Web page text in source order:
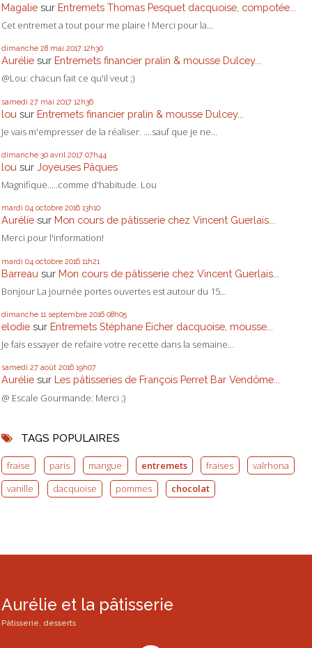
Magalie sur Entremets Thomas Pesquet dacquoise, compotée...
Cet entremet a tout pour me plaire ! Merci pour la...
dimanche 28 mai 2017 12h30
Aurélie sur Entremets financier pralin & mousse Dulcey...
@Lou: chacun fait ce qu'il veut ;)
samedi 27 mai 2017 12h36
lou sur Entremets financier pralin & mousse Dulcey...
Je vais m'empresser de la réaliser. ....sauf que je ne...
dimanche 30 avril 2017 07h44
lou sur Joyeuses Pâques
Magnifique.....comme d'habitude. Lou
mardi 04 octobre 2016 13h10
Aurélie sur Mon cours de pâtisserie chez Vincent Guerlais...
Merci pour l'information!
mardi 04 octobre 2016 11h21
Barreau sur Mon cours de pâtisserie chez Vincent Guerlais...
Bonjour La journée portes ouvertes est autour du 15...
dimanche 11 septembre 2016 08h05
elodie sur Entremets Stéphane Eicher dacquoise, mousse...
Je fais essayer de refaire votre recette dans la semaine...
samedi 27 août 2016 19h07
Aurélie sur Les pâtisseries de François Perret Bar Vendôme...
@ Escale Gourmande: Merci ;)
TAGS POPULAIRES
fraise paris mangue entremets fraises
valrhona
vanille
dacquoise pommes chocolat
Aurélie et la pâtisserie
Pâtisserie, desserts